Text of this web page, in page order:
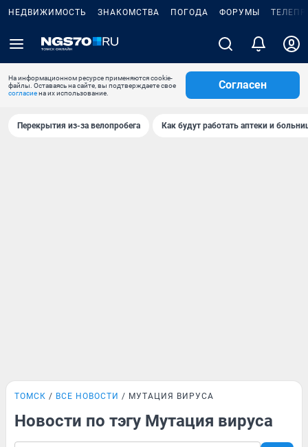
НЕДВИЖИМОСТЬ ЗНАКОМСТВА ПОГОДА ФОРУМЫ
На информационном ресурсе применяются cookie-
файлы. Оставаясь на сайте, вы подтверждаете свое
согласиена их использование.
Согласен
Перекрытия из-за велопробега Как будут работать аптеки и
ТОМСК ВСЕ НОВОСТИ МУТАЦИЯ ВИРУСА
Новости по тэгу Мутация вируса